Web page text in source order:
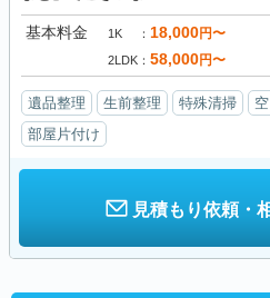
基本料金 1K 18,000円〜
2LDK 58,000円〜
遺品整理 生前整理 特殊清掃
部屋片付け
見積もり依頼・